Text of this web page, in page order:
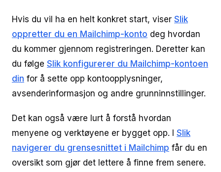
Hvis du vil ha en helt konkret start, viser Slik
oppretter du en Mailchimp-konto deg hvordan
du kommer gjennom registreringen. Deretter kan
du følge Slik konfigurerer du Mailchimp-kontoen
din for å sette opp kontoopplysninger,
avsenderinformasjon og andre grunninnstillinger.
Det kan også være lurt å forstå hvordan
menyene og verktøyene er bygget opp. I Slik
navigerer du grensesnittet i Mailchimp får du en
oversikt som gjør det lettere å finne frem senere.